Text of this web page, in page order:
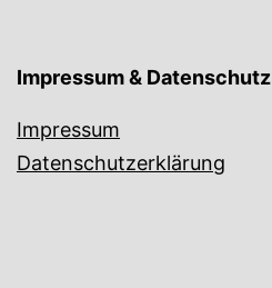
Impressum & Datenschutz
Impressum
Datenschutzerklärung